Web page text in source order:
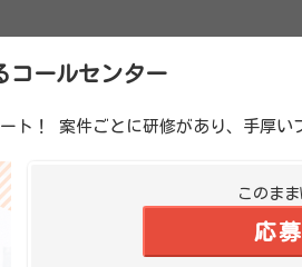
コールセンター
ト！ 案件ごとに研修があり、手厚
このまま
応